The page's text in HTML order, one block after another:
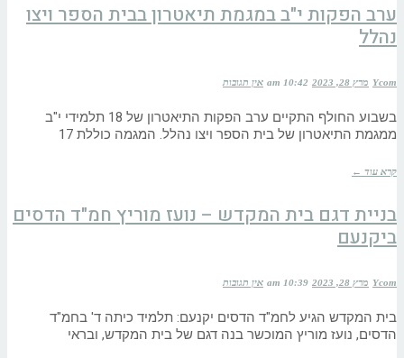
ערב הפקות י"ב במגמת תיאטרון בבית הספר ויצו
נהלל
Ycom מרץ 28, 2023 10:42 am אין תגובות
בשבוע החולף התקיים ערב הפקות התיאטרון של 18 תלמידי י"ב
ממגמת התיאטרון של בית הספר ויצו נהלל. המגמה כוללת 17
קרא עוד ←
בניית דגם בית המקדש – נועז מוריץ חמ"ד הדסים
ביקנעם
Ycom מרץ 28, 2023 10:39 am אין תגובות
בית המקדש הגיע לחמ"ד הדסים יקנעם: תלמיד כיתה ד' בחמ"ד
הדסים, נועז מוריץ המוכשר בנה דגם של בית המקדש, ובראי